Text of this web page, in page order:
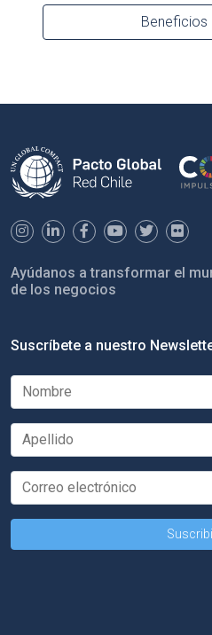
Beneficios
Ayúdanos a transformar el
de los negocios
Suscríbete a nuestro